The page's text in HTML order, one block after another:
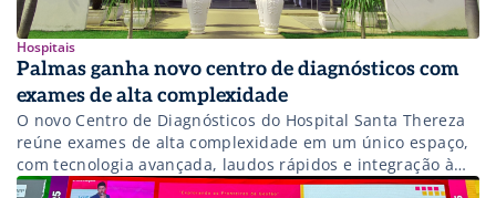
Hospitais
Palmas ganha novo centro de diagnósticos com
exames de alta complexidade
O novo Centro de Diagnósticos do Hospital Santa Thereza
reúne exames de alta complexidade em um único espaço,
com tecnologia avançada, laudos rápidos e integração à
rede da Kora Saúde.